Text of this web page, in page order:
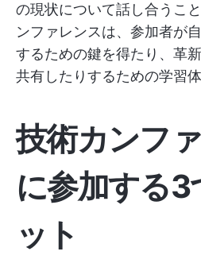
の現状について話し合うこ
ンファレンスは、参加者が
するための鍵を得たり、革
共有したりするための学習
技術カンフ
に参加する3
ット